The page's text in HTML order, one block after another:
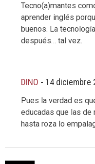
Tecno(a)mantes
aprender inglés
buenos. La
después… tal vez.
DINO - 14 diciembre
Pues la verdad es
educadas que las de
hasta roza lo